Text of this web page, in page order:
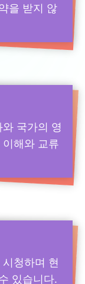
을 받지 않
국가의 영
해와 교류
청하며 현
있습니다.